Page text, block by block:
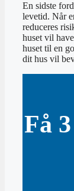
En sidste
levetid. Når
reduceres
huset vil
huset til en
dit hus vil
Få